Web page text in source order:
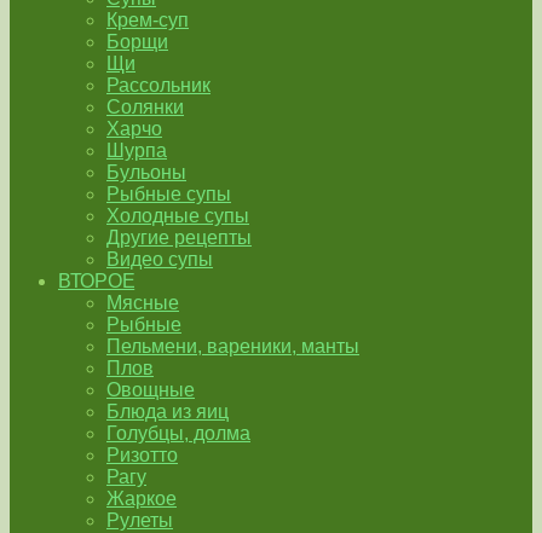
Крем-суп
Борщи
Щи
Рассольник
Солянки
Харчо
Шурпа
Бульоны
Рыбные супы
Холодные супы
Другие рецепты
Видео супы
ВТОРОЕ
Мясные
Рыбные
Пельмени, вареники, манты
Плов
Овощные
Блюда из яиц
Голубцы, долма
Ризотто
Рагу
Жаркое
Рулеты